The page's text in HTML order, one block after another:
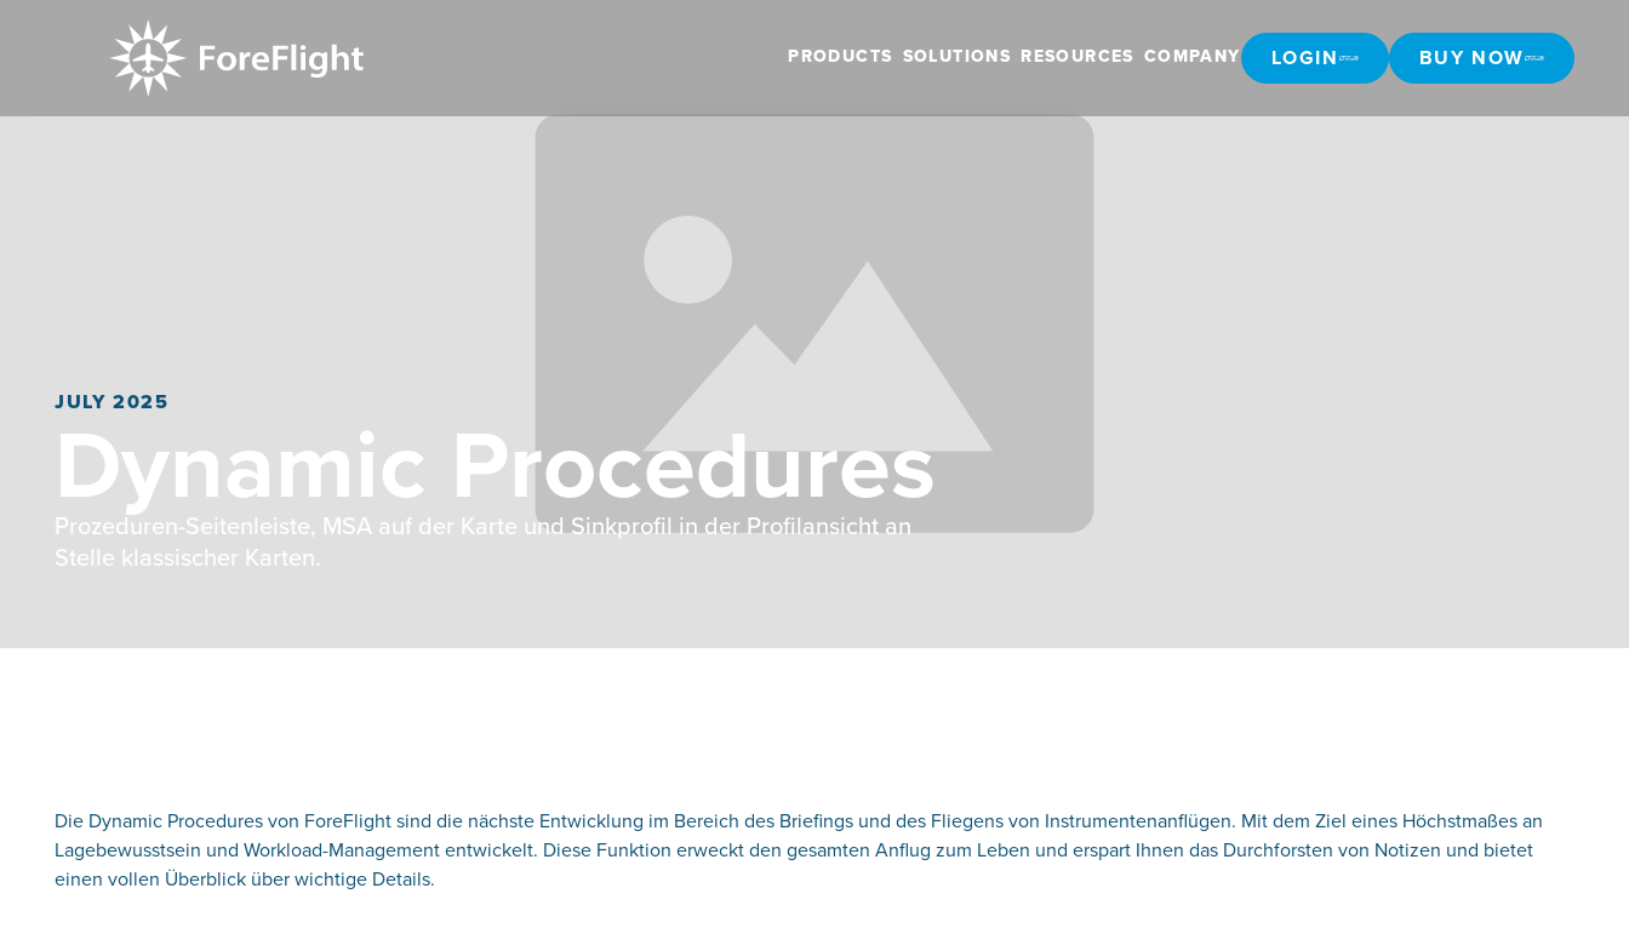
PRODUCTS SOLUTIONS RESOURCES COMPANY LOGIN BUY NOW
JULY 2025
Dynamic Procedures
Prozeduren-Seitenleiste, MSA auf der Karte und Sinkprofil in der Profilansicht an
Stelle klassischer Karten.
Die Dynamic Procedures von ForeFlight sind die nächste Entwicklung im Bereich des Briefings und des Fliegens von Instrumentenanflügen. Mit dem Ziel eines Höchstmaßes an
Lagebewusstsein und Workload-Management entwickelt. Diese Funktion erweckt den gesamten Anflug zum Leben und erspart Ihnen das Durchforsten von Notizen und bietet
einen vollen Überblick über wichtige Details.